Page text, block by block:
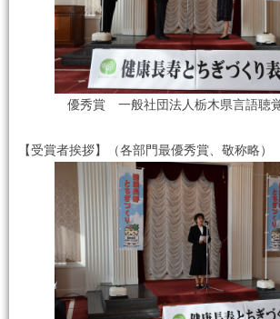
優秀賞 一般社団法人栃木県言語聴
【受賞者挨拶】（各部門最優秀賞、敬称略）